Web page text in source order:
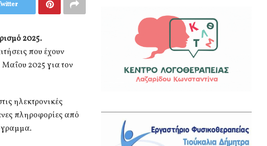
2025.
που έχουν
Μαΐου 2025 για τον
ηλεκτρονικές
πληροφορίες από